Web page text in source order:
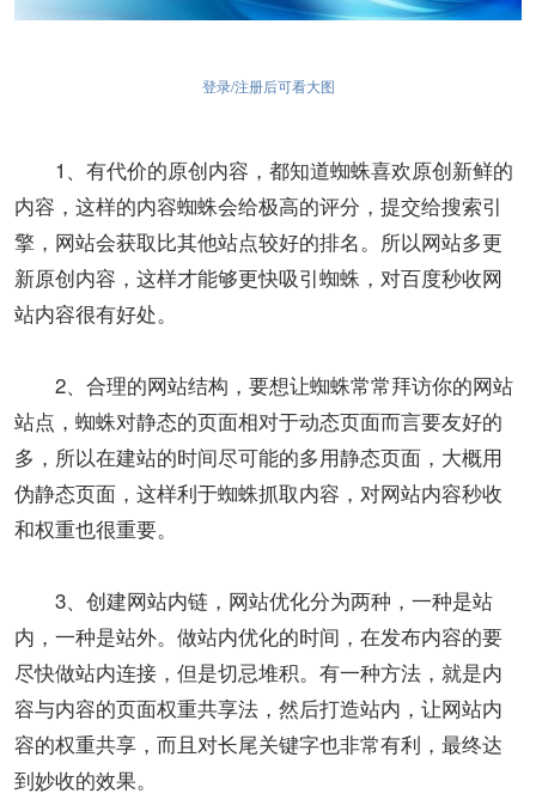
登录/注册后可看大图
1、有代价的原创内容，都知道蜘蛛喜欢原创新鲜的
内容，这样的内容蜘蛛会给极高的评分，提交给搜索引
擎，网站会获取比其他站点较好的排名。所以网站多更
新原创内容，这样才能够更快吸引蜘蛛，对百度秒收网
站内容很有好处。
2、合理的网站结构，要想让蜘蛛常常拜访你的网站
站点，蜘蛛对静态的页面相对于动态页面而言要友好的
多，所以在建站的时间尽可能的多用静态页面，大概用
伪静态页面，这样利于蜘蛛抓取内容，对网站内容秒收
和权重也很重要。
3、创建网站内链，网站优化分为两种，一种是站
内，一种是站外。做站内优化的时间，在发布内容的要
尽快做站内连接，但是切忌堆积。有一种方法，就是内
容与内容的页面权重共享法，然后打造站内，让网站内
容的权重共享，而且对长尾关键字也非常有利，最终达
到妙收的效果。